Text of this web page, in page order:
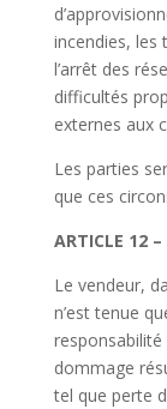
incendies, les
l’arrêt des
difficultés
externes aux
Les parties
que ces
ARTICLE 12
Le vendeur,
n’est tenue
dommage
tel que perte